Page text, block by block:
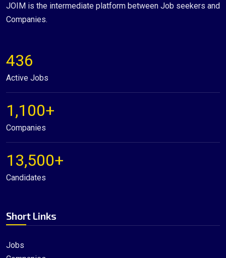
JOIM is the intermediate platform between Job seekers and
Companies.
Short Links
Jobs
436
Active Jobs
1,100+
Companies
13,500+
Candidates